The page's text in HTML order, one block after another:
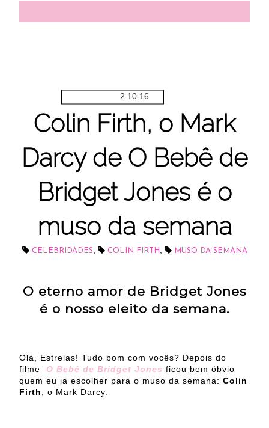
2.10.16
Colin Firth, o Mark
Darcy de O Bebê de
Bridget Jones é o
muso da semana
CELEBRIDADES COLIN FIRTH MUSO DA SEMANA
O eterno amor de Bridget Jones
é o nosso eleito da semana.
Olá, Estrelas! Tudo bom com vocês? Depois do
filme O Bebê de Bridget Jones ficou bem óbvio
quem eu ia escolher para o muso da semana: Colin
Firth
, o Mark Darcy.